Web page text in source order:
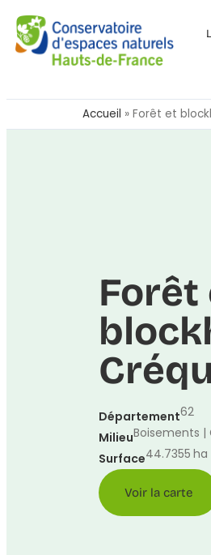
Accueil » Forêt et
Forêt
Département62
MilieuBoisements
Surface44.7355 ha
Voir la carte